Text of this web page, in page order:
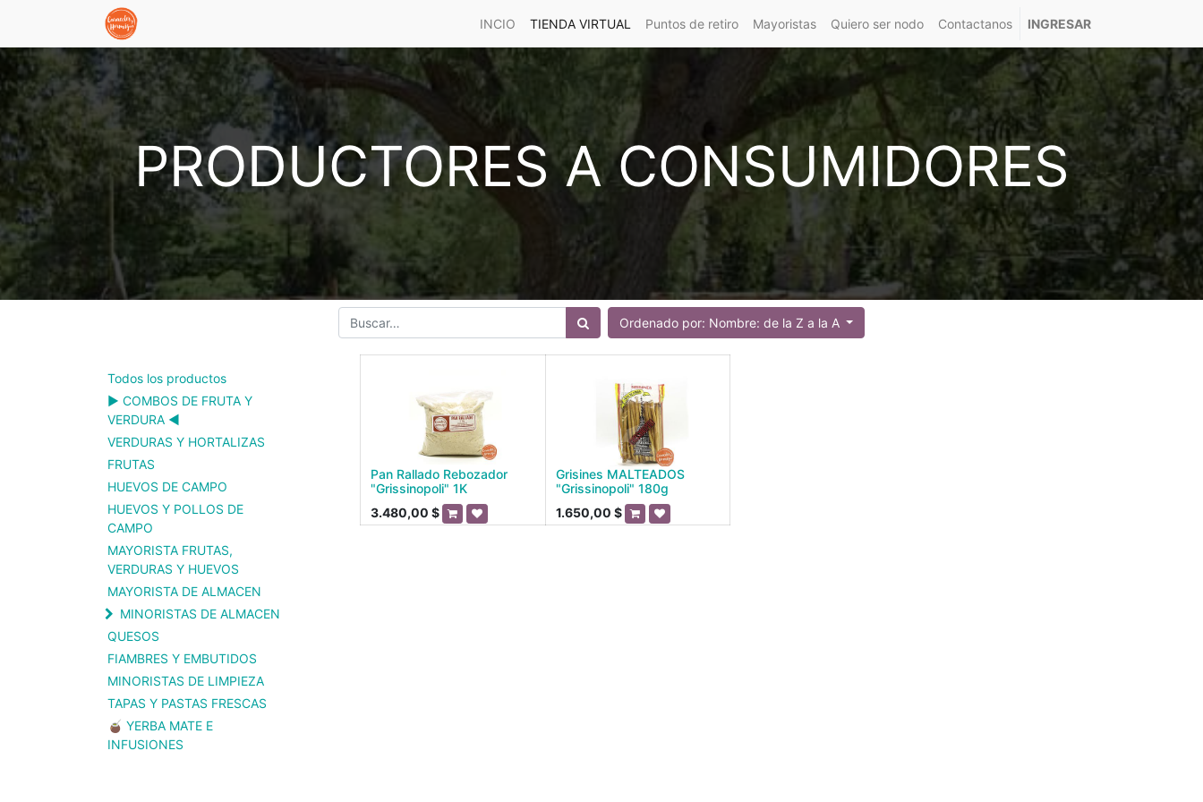
INCIO TIENDA VIRTUAL Puntos de retiro Mayoristas Quiero ser nodo Contactanos INGRESAR
PRODUCTORES A CONSUMIDORES
Ordenado por: Nombre: de la Z a la A
Todos los productos
▶️ COMBOS DE FRUTA Y
VERDURA ◀️
VERDURAS Y HORTALIZAS
FRUTAS
HUEVOS DE CAMPO
HUEVOS Y POLLOS DE
CAMPO
MAYORISTA FRUTAS,
VERDURAS Y HUEVOS
MAYORISTA DE ALMACEN
MINORISTAS DE ALMACEN
QUESOS
FIAMBRES Y EMBUTIDOS
MINORISTAS DE LIMPIEZA
TAPAS Y PASTAS FRESCAS
🧉 YERBA MATE E
INFUSIONES
Pan Rallado Rebozador
"Grissinopoli" 1K
3.480,00 $
Grisines MALTEADOS
"Grissinopoli" 180g
1.650,00 $